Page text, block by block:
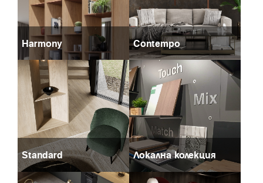
Harmony Contempo
Standard Локална колекция